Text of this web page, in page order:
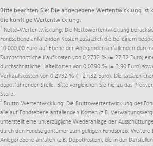
Bitte beachten Sie: Die angegebene Wertentwicklung ist
die künftige Wertentwicklung.
1
Netto-Wertentwicklung: Die Nettowertentwicklung
Fondsebene anfallenden Kosten zusätzlich die bei einem
10.000,00 Euro auf Ebene der Anlegenden anfallenden
Durchschnittliche Kaufkosten von 0,2732 % (= 27,32 Euro)
durchschnittliche Haltekosten von 0,0390 % (= 3,90 Euro)
Verkaufskosten von 0,2732 % (= 27,32 Euro). Die
depotführender Stelle. Bitte vergleichen Sie hierzu das
Stelle.
2
Brutto-Wertentwicklung: Die Bruttowertentwicklung des
alle auf Fondsebene anfallenden Kosten (z.B.
unterstellt eine unverzügliche Wiederanlage der
durch den Fondseigentümer zum gültigen Fondspreis.
Anlegerebene anfallen (z.B. Depotkosten), die in der